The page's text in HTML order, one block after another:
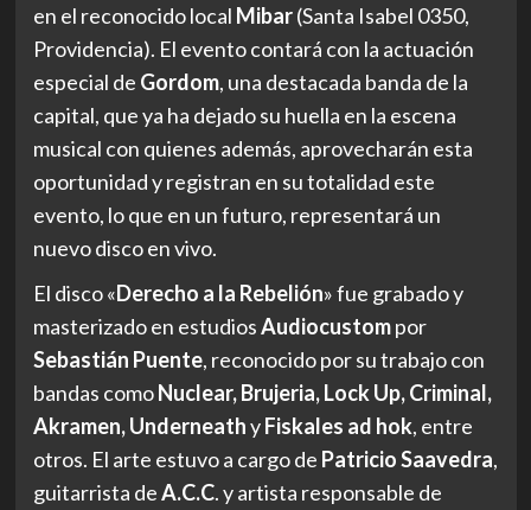
en el reconocido local Mibar(Santa Isabel 0350,
Providencia). El evento contará con la actuación
especial de Gordom, una destacada banda de la
capital, que ya ha dejado su huella en la escena
musical con quienes además, aprovecharán esta
oportunidad y registran en su totalidad este
evento, lo que en un futuro, representará un
nuevo disco en vivo.
El disco «Derecho a la Rebelión» fue grabado y
masterizado en estudiosAudiocustompor
Sebastián Puente, reconocido por su trabajo con
bandas comoNuclear, Brujeria, Lock Up, Criminal,
Akramen, UnderneathyFiskales ad hok, entre
otros. El arte estuvo a cargo de Patricio Saavedra,
guitarrista deA.C.C. y artista responsable de